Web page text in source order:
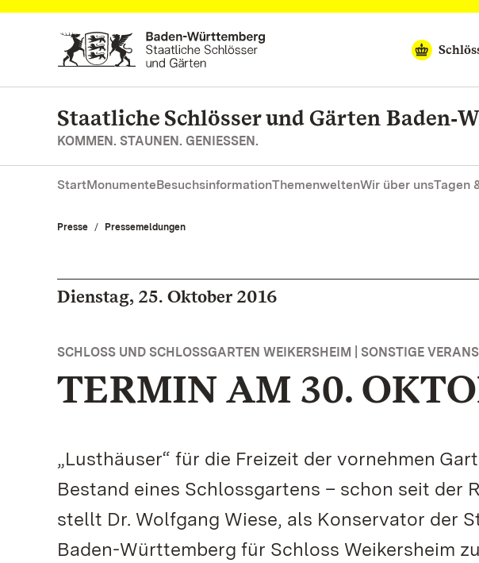
Zum Hauptinhalt springen
Staatliche Schlösser und Gärten
KOMMEN. STAUNEN. GENIESSEN.
StartMonumenteBesuchsinformationThemenweltenWir über unsTagen
Presse Pressemeldungen
Dienstag, 25. Oktober 2016
SCHLOSS UND SCHLOSSGARTEN WEIKERSHEIM | SONSTIGE
TERMIN AM 30.
„Lusthäuser“ für die Freizeit der vornehmen
Bestand eines Schlossgartens – schon seit der
stellt Dr. Wolfgang Wiese, als Konservator der
Baden-Württemberg für Schloss Weikersheim